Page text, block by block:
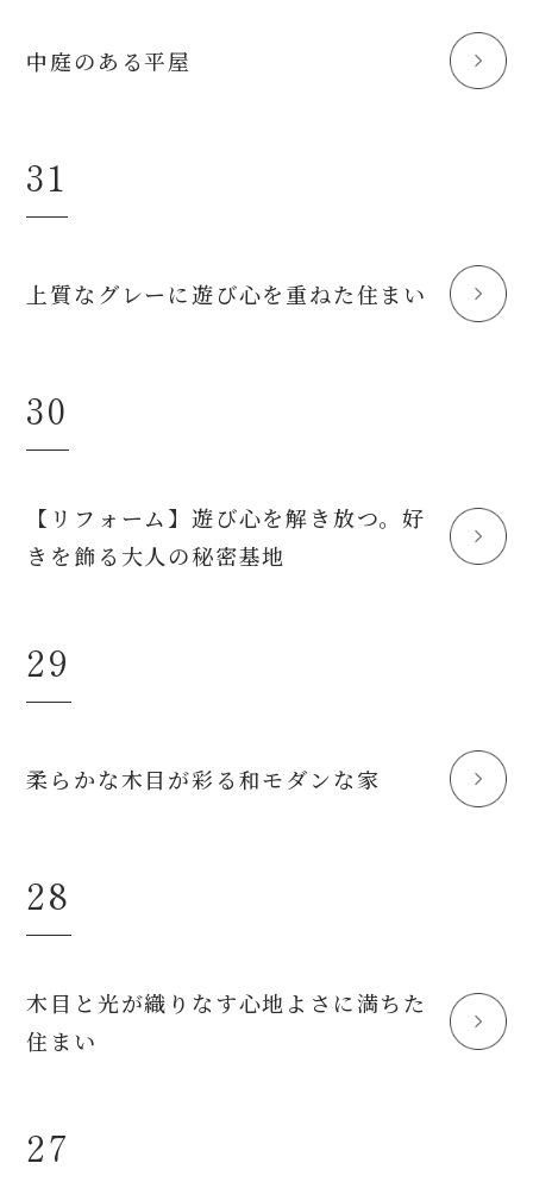
中庭のある平屋
31
上質なグレーに遊び心を重ねた住まい
30
【リフォーム】遊び心を解き放つ。好
きを飾る大人の秘密基地
29
柔らかな木目が彩る和モダンな家
28
木目と光が織りなす心地よさに満ちた
住まい
27